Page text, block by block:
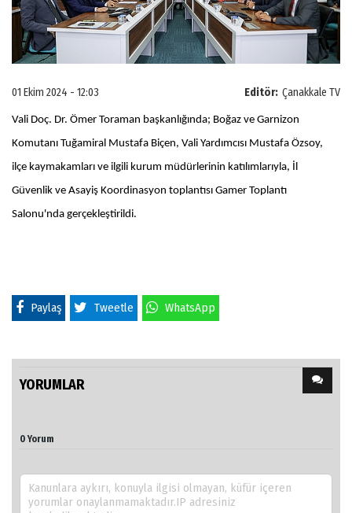
Editör: Çanakkale TV
01 Ekim 2024 - 12:03
Vali Doç. Dr. Ömer Toraman başkanlığında; Boğaz ve Garnizon
Komutanı Tuğamiral Mustafa Biçen, Vali Yardımcısı Mustafa Özsoy,
ilçe kaymakamları ve ilgili kurum müdürlerinin katılımlarıyla, İl
Güvenlik ve Asayiş Koordinasyon toplantısı Gamer Toplantı
Salonu'nda gerçekleştirildi.
Paylaş Tweetle WhatsApp
YORUMLAR
0 Yorum